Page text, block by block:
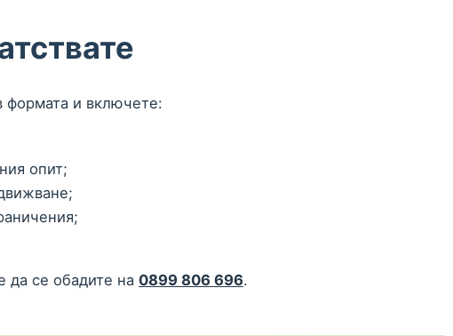
формата и включете:
опит;
се обадите на 0899 806 696.